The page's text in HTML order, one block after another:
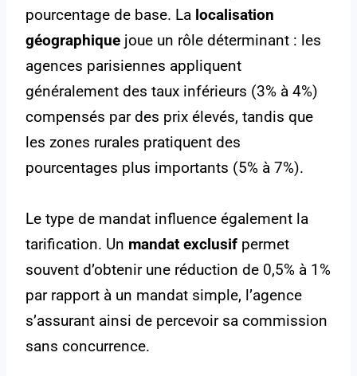
pourcentage de base. La localisation
géographique joue un rôle déterminant : les
agences parisiennes appliquent
généralement des taux inférieurs (3% à 4%)
compensés par des prix élevés, tandis que
les zones rurales pratiquent des
pourcentages plus importants (5% à 7%).
Le type de mandat influence également la
tarification. Un mandat exclusif permet
souvent d’obtenir une réduction de 0,5% à 1%
par rapport à un mandat simple, l’agence
s’assurant ainsi de percevoir sa commission
sans concurrence.